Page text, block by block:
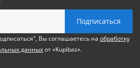
Вы соглашаетесь на обработку
данныхот «Kupibas».